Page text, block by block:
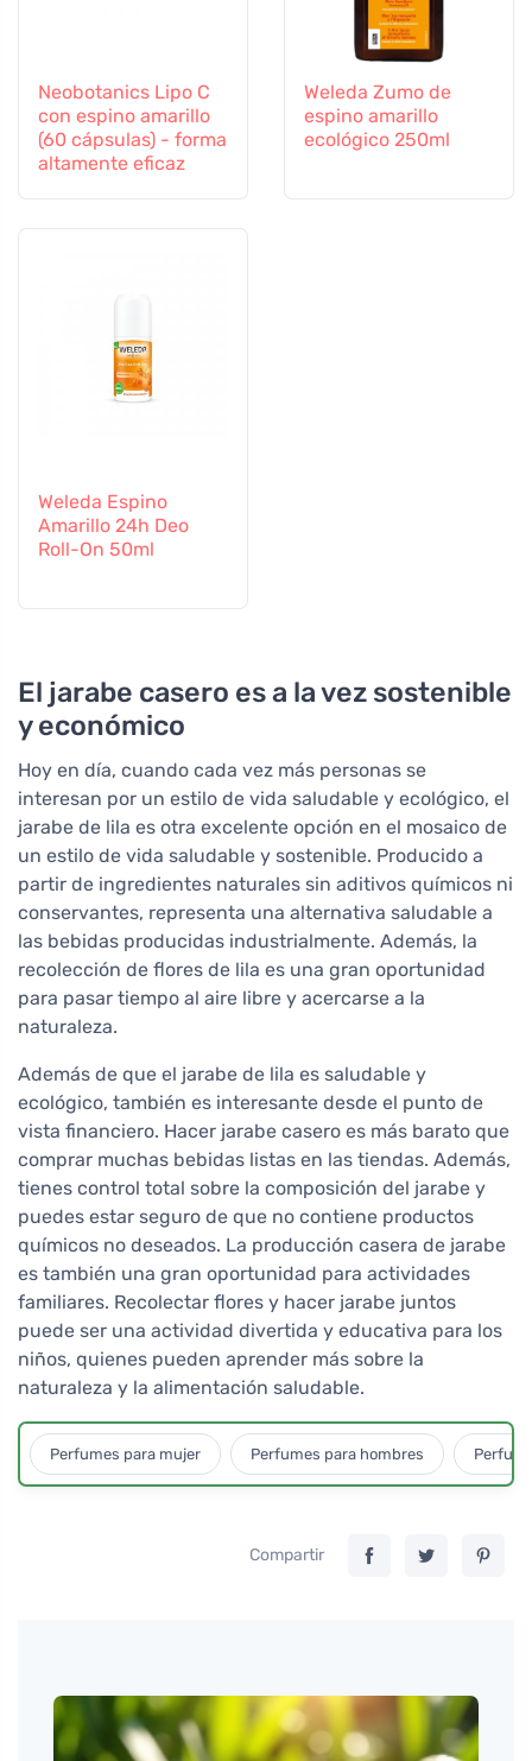
Neobotanics Lipo C
con espino amarillo
(60 cápsulas) - forma
altamente eficaz
Weleda Zumo de
espino amarillo
ecológico 250ml
Weleda Espino
Amarillo 24h Deo
Roll-On 50ml
El jarabe casero es a la vez sostenible
y económico
Hoy en día, cuando cada vez más personas se
interesan por un estilo de vida saludable y ecológico, el
jarabe de lila es otra excelente opción en el mosaico de
un estilo de vida saludable y sostenible. Producido a
partir de ingredientes naturales sin aditivos químicos ni
conservantes, representa una alternativa saludable a
las bebidas producidas industrialmente. Además, la
recolección de flores de lila es una gran oportunidad
para pasar tiempo al aire libre y acercarse a la
naturaleza.
Además de que el jarabe de lila es saludable y
ecológico, también es interesante desde el punto de
vista financiero. Hacer jarabe casero es más barato que
comprar muchas bebidas listas en las tiendas. Además,
tienes control total sobre la composición del jarabe y
puedes estar seguro de que no contiene productos
químicos no deseados. La producción casera de jarabe
es también una gran oportunidad para actividades
familiares. Recolectar flores y hacer jarabe juntos
puede ser una actividad divertida y educativa para los
niños, quienes pueden aprender más sobre la
naturaleza y la alimentación saludable.
Perfumes para mujer Perfumes para hombres
Compartir